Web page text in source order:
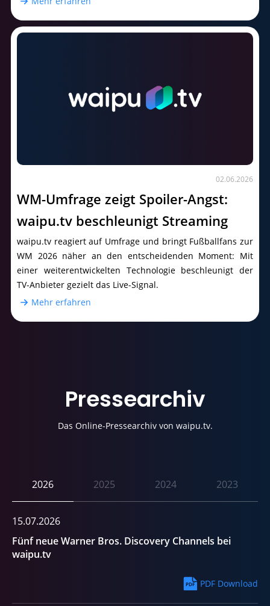
02.06.2026
WM-Umfrage zeigt Spoiler-Angst:
waipu.tv beschleunigt Streaming
waipu.tv reagiert auf Umfrage und bringt Fußballfans zur
WM 2026 näher an den entscheidenden Moment: Mit
einer weiterentwickelten Technologie beschleunigt der
TV-Anbieter gezielt das Live-Signal.
Mehr erfahren
Pressearchiv
Das Online-Pressearchiv von waipu.tv.
2026 2025 2024 2023
15.07.2026
Fünf neue Warner Bros. Discovery Channels bei
waipu.tv
PDF Download